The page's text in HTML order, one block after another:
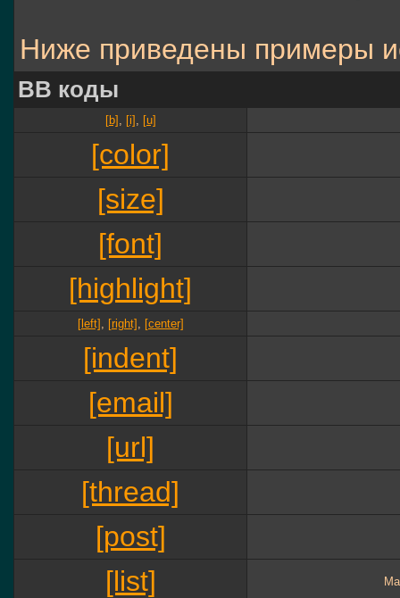
Ниже приведены примеры
BB коды
[b] , [i] , [u]
[color]
[size]
[font]
[highlight]
[left] , [right] , [center]
[indent]
[email]
[url]
[thread]
[post]
[list]